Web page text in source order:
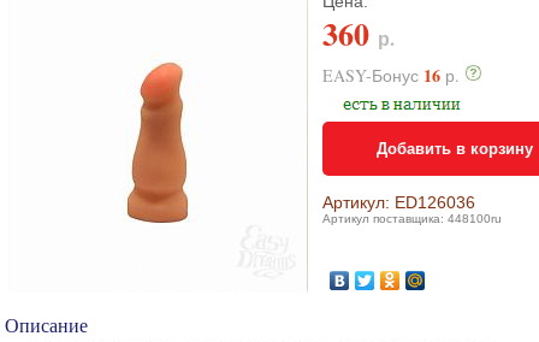
360 р.
EASY-Бонус 16 р.
Добавить в корзину
Артикул: ED126036
Артикул поставщика: 448100ru
Описание